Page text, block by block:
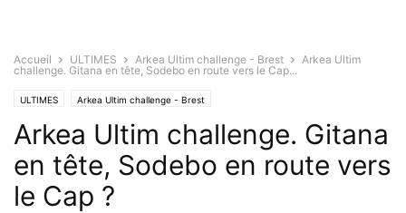
Accueil ULTIMES Arkea Ultim challenge - Brest
Arkea Ultim
challenge. Gitana en tête, Sodebo en route vers le Cap...
ULTIMES Arkea Ultim challenge - Brest
Arkea Ultim challenge. Gitana
en tête, Sodebo en route vers
le Cap ?